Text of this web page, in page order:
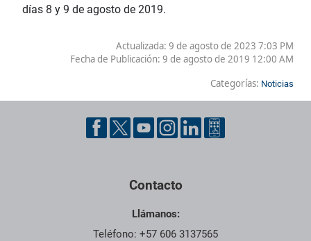
días 8 y 9 de agosto de 2019.
Actualizada: 9 de agosto de 2023 7:03 PM
Fecha de Publicación: 9 de agosto de 2019 12:00 AM
Categorías: Noticias
Contacto
Llámanos:
Teléfono: +57 606 3137565